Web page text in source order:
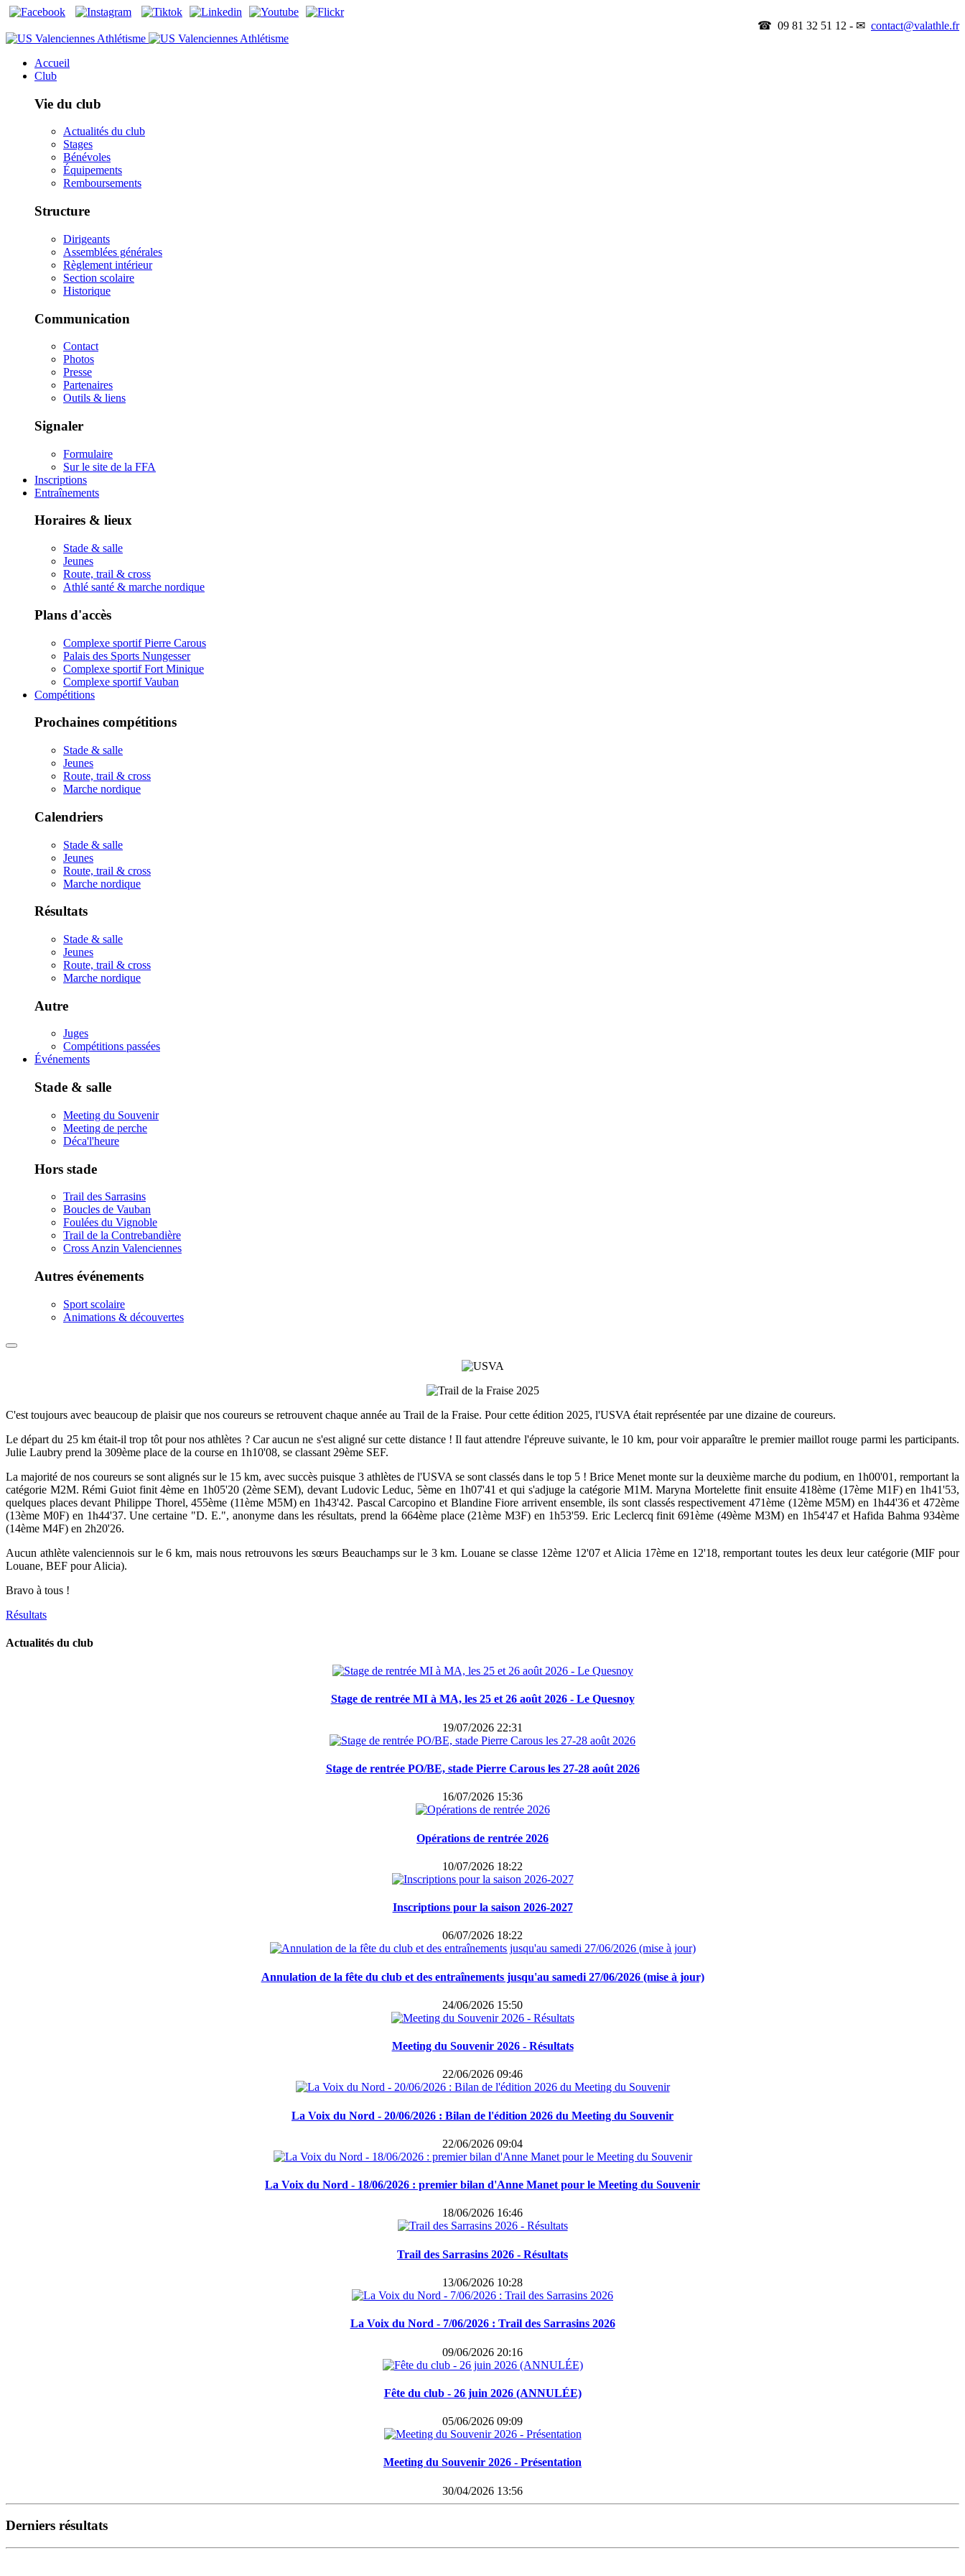
☎ 09 81 32 51 12 - ✉ contact@valathle.fr
Accueil
Club
Vie du club
Actualités du club
Stages
Bénévoles
Équipements
Remboursements
Structure
Dirigeants
Assemblées générales
Règlement intérieur
Section scolaire
Historique
Communication
Contact
Photos
Presse
Partenaires
Outils & liens
Signaler
Formulaire
Sur le site de la FFA
Inscriptions
Entraînements
Horaires & lieux
Stade & salle
Jeunes
Route, trail & cross
Athlé santé & marche nordique
Plans d'accès
Complexe sportif Pierre Carous
Palais des Sports Nungesser
Complexe sportif Fort Minique
Complexe sportif Vauban
Compétitions
Prochaines compétitions
Stade & salle
Jeunes
Route, trail & cross
Marche nordique
Calendriers
Stade & salle
Jeunes
Route, trail & cross
Marche nordique
Résultats
Stade & salle
Jeunes
Route, trail & cross
Marche nordique
Autre
Juges
Compétitions passées
Événements
Stade & salle
Meeting du Souvenir
Meeting de perche
Déca'l'heure
Hors stade
Trail des Sarrasins
Boucles de Vauban
Foulées du Vignoble
Trail de la Contrebandière
Cross Anzin Valenciennes
Autres événements
Sport scolaire
Animations & découvertes
C'est toujours avec beaucoup de plaisir que nos coureurs se retrouvent chaque année au Trail de la Fraise. Pour cette édition 2025, l'USVA était représentée par une dizaine de coureurs.
Le départ du 25 km était-il trop tôt pour nos athlètes ? Car aucun ne s'est aligné sur cette distance ! Il faut attendre l'épreuve suivante, le 10 km, pour voir apparaître le premier maillot rouge parmi les participants.
Julie Laubry prend la 309ème place de la course en 1h10'08, se classant 29ème SEF.
La majorité de nos coureurs se sont alignés sur le 15 km, avec succès puisque 3 athlètes de l'USVA se sont classés dans le top 5 ! Brice Menet monte sur la deuxième marche du podium, en 1h00'01, remportant la
catégorie M2M. Rémi Guiot finit 4ème en 1h05'20 (2ème SEM), devant Ludovic Leduc, 5ème en 1h07'41 et qui s'adjuge la catégorie M1M. Maryna Mortelette finit ensuite 418ème (17ème M1F) en 1h41'53,
quelques places devant Philippe Thorel, 455ème (11ème M5M) en 1h43'42. Pascal Carcopino et Blandine Fiore arrivent ensemble, ils sont classés respectivement 471ème (12ème M5M) en 1h44'36 et 472ème
(13ème M0F) en 1h44'37. Une certaine "D. E.", anonyme dans les résultats, prend la 664ème place (21ème M3F) en 1h53'59. Eric Leclercq finit 691ème (49ème M3M) en 1h54'47 et Hafida Bahma 934ème
(14ème M4F) en 2h20'26.
Aucun athlète valenciennois sur le 6 km, mais nous retrouvons les sœurs Beauchamps sur le 3 km. Louane se classe 12ème 12'07 et Alicia 17ème en 12'18, remportant toutes les deux leur catégorie (MIF pour
Louane, BEF pour Alicia).
Bravo à tous !
Résultats
Actualités du club
Stage de rentrée MI à MA, les 25 et 26 août 2026 - Le Quesnoy
19/07/2026 22:31
Stage de rentrée PO/BE, stade Pierre Carous les 27-28 août 2026
16/07/2026 15:36
Opérations de rentrée 2026
10/07/2026 18:22
Inscriptions pour la saison 2026-2027
06/07/2026 18:22
Annulation de la fête du club et des entraînements jusqu'au samedi 27/06/2026 (mise à jour)
24/06/2026 15:50
Meeting du Souvenir 2026 - Résultats
22/06/2026 09:46
La Voix du Nord - 20/06/2026 : Bilan de l'édition 2026 du Meeting du Souvenir
22/06/2026 09:04
La Voix du Nord - 18/06/2026 : premier bilan d'Anne Manet pour le Meeting du Souvenir
18/06/2026 16:46
Trail des Sarrasins 2026 - Résultats
13/06/2026 10:28
La Voix du Nord - 7/06/2026 : Trail des Sarrasins 2026
09/06/2026 20:16
Fête du club - 26 juin 2026 (ANNULÉE)
05/06/2026 09:09
Meeting du Souvenir 2026 - Présentation
30/04/2026 13:56
Derniers résultats